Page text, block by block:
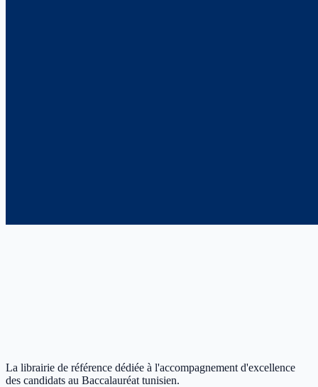
La librairie de référence dédiée à l'accompagnement d'excellence
des candidats au Baccalauréat tunisien.